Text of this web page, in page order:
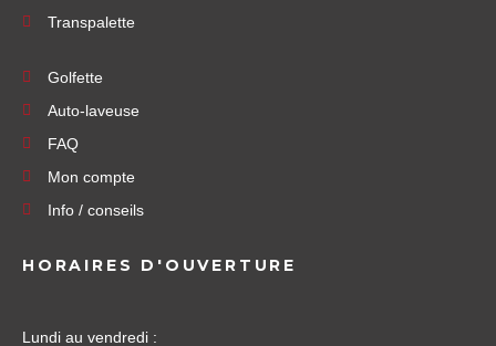
Transpalette
Golfette
Auto-laveuse
FAQ
Mon compte
Info / conseils
HORAIRES D'OUVERTURE
Lundi au vendredi :